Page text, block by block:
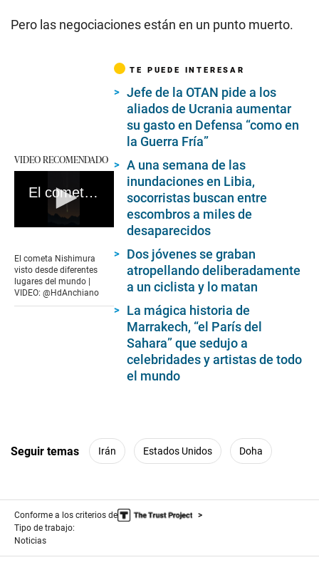
Pero las negociaciones están en un punto muerto.
VIDEO RECOMENDADO
El cometa Nishimura visto desde diferentes lugares del mundo | VIDEO: @HdAnchiano
of
30
seconds
El cometa Nishimura
visto desde diferentes
lugares del mundo |
VIDEO: @HdAnchiano
TE PUEDE INTERESAR
Jefe de la OTAN pide a los
aliados de Ucrania aumentar
su gasto en Defensa “como en
la Guerra Fría”
A una semana de las
inundaciones en Libia,
socorristas buscan entre
escombros a miles de
desaparecidos
Dos jóvenes se graban
atropellando deliberadamente
a un ciclista y lo matan
La mágica historia de
Marrakech, “el París del
Sahara” que sedujo a
celebridades y artistas de todo
el mundo
Seguir temas Irán Estados Unidos Doha
Conforme a los criterios de
Tipo de trabajo:
Noticias